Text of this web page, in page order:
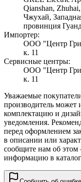
Qianshan,
Чжухай,
провинция
Импортер:
ООО "Центр
к. 11
Сервисные центры:
ООО "Центр
к. 11
Уважаемые
производитель может
комплектацию и
уведомления.
перед оформлением
в описании или
сообщите нам об
информацию в